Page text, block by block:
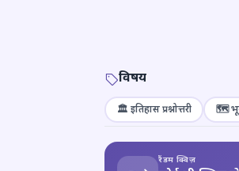
विषय
🏛️ इतिहास प्रश्नोत्तरी 🗺️
रैंडम क्विज़